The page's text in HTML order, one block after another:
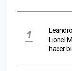
Lionel
hacer